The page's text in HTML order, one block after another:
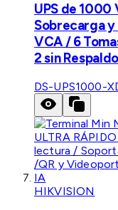
UPS de
Sobrecarga y
VCA / 6
2 sin
DS-UPS1000-X
HIKVISION